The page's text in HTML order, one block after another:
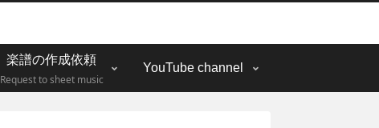
楽譜の作成依頼
Request to sheet music
YouTube channel